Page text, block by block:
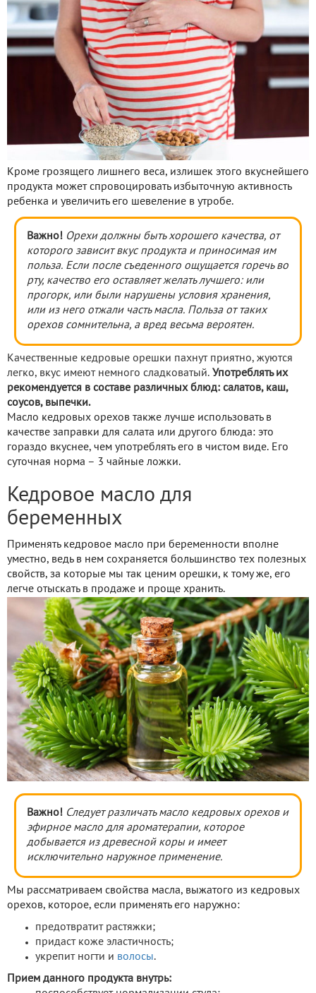
Кроме грозящего лишнего веса, излишек этого вкуснейшего
продукта может спровоцировать избыточную активность
ребенка и увеличить его шевеление в утробе.
Важно! Орехи должны быть хорошего качества, от
которого зависит вкус продукта и приносимая им
польза. Если после съеденного ощущается горечь во
рту, качество его оставляет желать лучшего: или
прогорк, или были нарушены условия хранения,
или из него отжали часть масла. Польза от таких
орехов сомнительна, а вред весьма вероятен.
Качественные кедровые орешки пахнут приятно, жуются
легко, вкус имеют немного сладковатый. Употреблять их
рекомендуется в составе различных блюд: салатов, каш,
соусов, выпечки.
Масло кедровых орехов также лучше использовать в
качестве заправки для салата или другого блюда: это
гораздо вкуснее, чем употреблять его в чистом виде. Его
суточная норма – 3 чайные ложки.
Кедровое масло для
беременных
Применять кедровое масло при беременности вполне
уместно, ведь в нем сохраняется большинство тех полезных
свойств, за которые мы так ценим орешки, к тому же, его
легче отыскать в продаже и проще хранить.
Важно! Следует различать масло кедровых орехов и
эфирное масло для ароматерапии, которое
добывается из древесной коры и имеет
исключительно наружное применение.
Мы рассматриваем свойства масла, выжатого из кедровых
орехов, которое, если применять его наружно:
предотвратит растяжки;
придаст коже эластичность;
укрепит ногти и волосы.
Прием данного продукта внутрь: